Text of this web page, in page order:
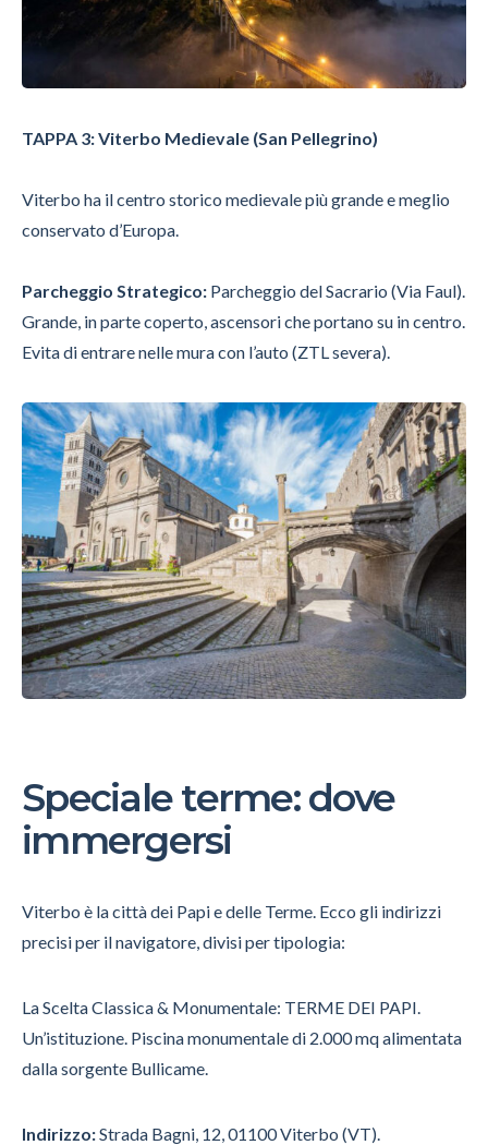
TAPPA 3: Viterbo Medievale (San Pellegrino)
Viterbo ha il centro storico medievale più grande e meglio
conservato d’Europa.
Parcheggio Strategico: Parcheggio del Sacrario (Via Faul).
Grande, in parte coperto, ascensori che portano su in centro.
Evita di entrare nelle mura con l’auto (ZTL severa).
Speciale terme: dove
immergersi
Viterbo è la città dei Papi e delle Terme. Ecco gli indirizzi
precisi per il navigatore, divisi per tipologia:
La Scelta Classica & Monumentale: TERME DEI PAPI.
Un’istituzione. Piscina monumentale di 2.000 mq alimentata
dalla sorgente Bullicame.
Indirizzo:Strada Bagni, 12, 01100 Viterbo (VT).